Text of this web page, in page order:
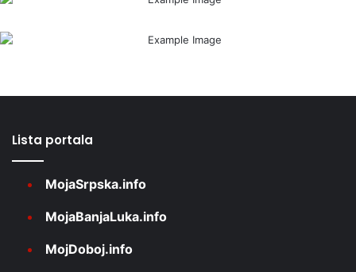
Lista portala
MojaSrpska.info
MojaBanjaLuka.info
MojDoboj.info